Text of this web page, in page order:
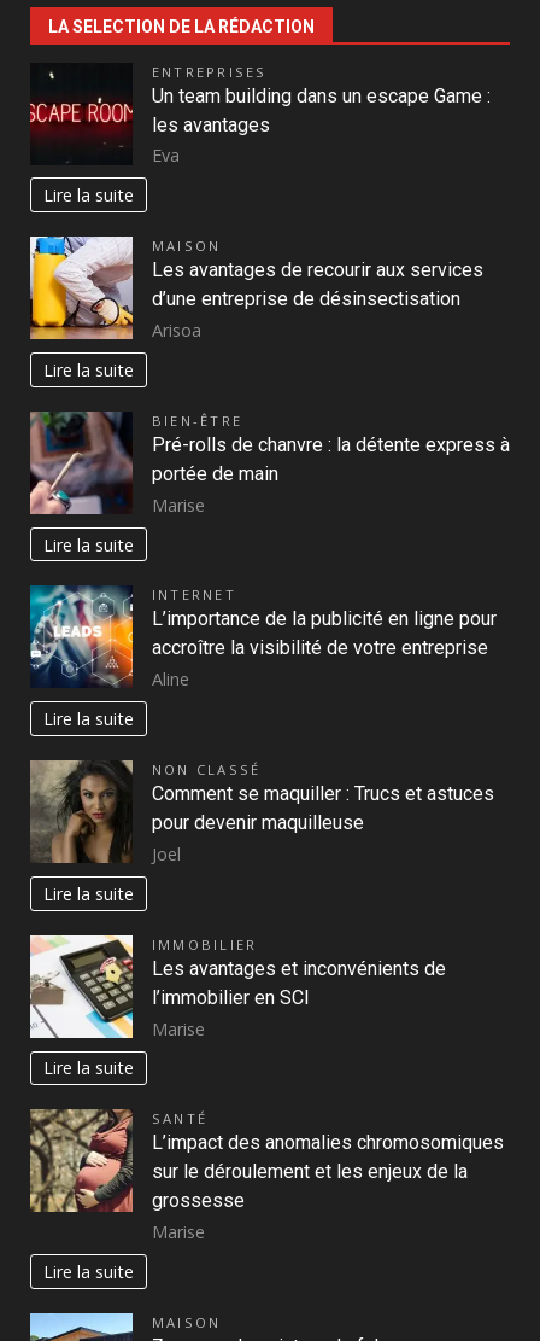
LA SELECTION DE LA RÉDACTION
ENTREPRISES
Un team building dans un escape Game :
les avantages
Eva
Lire la suite
MAISON
Les avantages de recourir aux services
d’une entreprise de désinsectisation
Arisoa
Lire la suite
BIEN-ÊTRE
Pré-rolls de chanvre : la détente express à
portée de main
Marise
Lire la suite
INTERNET
L’importance de la publicité en ligne pour
accroître la visibilité de votre entreprise
Aline
Lire la suite
NON CLASSÉ
Comment se maquiller : Trucs et astuces
pour devenir maquilleuse
Joel
Lire la suite
IMMOBILIER
Les avantages et inconvénients de
l’immobilier en SCI
Marise
Lire la suite
SANTÉ
L’impact des anomalies chromosomiques
sur le déroulement et les enjeux de la
grossesse
Marise
Lire la suite
MAISON